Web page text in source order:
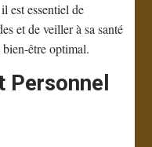
est essentiel de
et de veiller à sa santé
être optimal.
Personnel